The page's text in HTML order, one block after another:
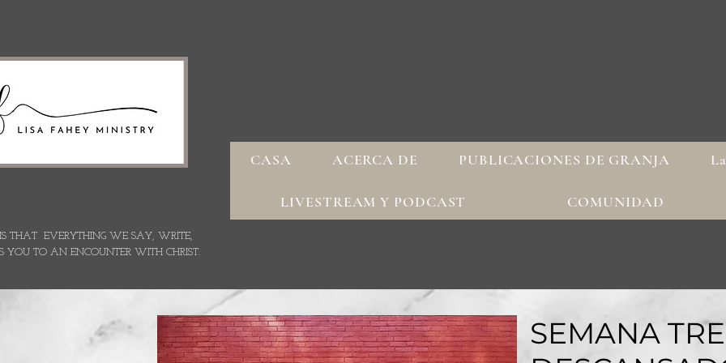
CASA ACERCA DE PUBLICACIONES DE GRANJA
LIVESTREAM Y PODCAST COMUNIDAD
IS THAT EVERYTHING WE SAY, WRITE,
YOU TO AN ENCOUNTER WITH CHRIST.
SEMANA